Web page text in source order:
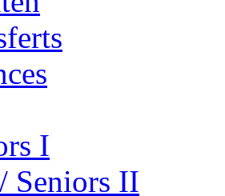
I
Seniors II